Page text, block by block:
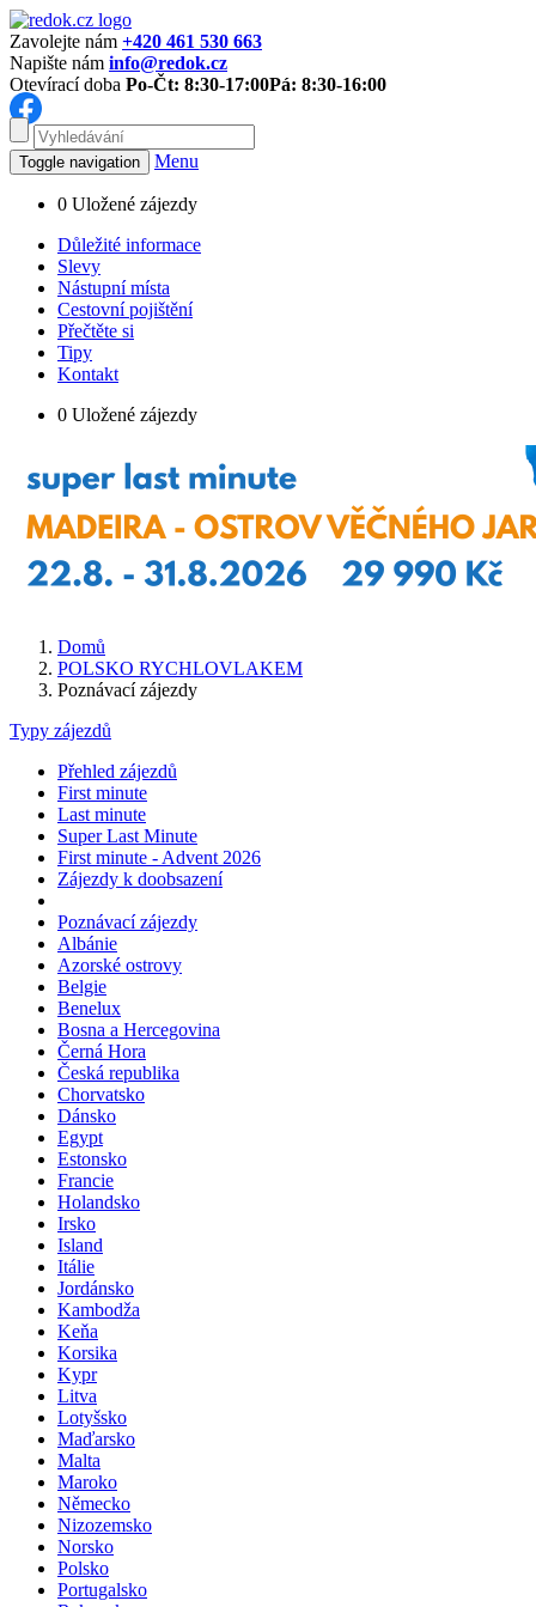
Zavolejte nám +420 461 530 663
Napište nám info@redok.cz
Otevírací doba Po-Čt: 8:30-17:00Pá: 8:30-16:00
Toggle navigation Menu
0 Uložené zájezdy
Důležité informace
Slevy
Nástupní místa
Cestovní pojištění
Přečtěte si
Tipy
Kontakt
0 Uložené zájezdy
Domů
POLSKO RYCHLOVLAKEM
Poznávací zájezdy
Typy zájezdů
Přehled zájezdů
First minute
Last minute
Super Last Minute
First minute - Advent 2026
Zájezdy k doobsazení
Poznávací zájezdy
Albánie
Azorské ostrovy
Belgie
Benelux
Bosna a Hercegovina
Černá Hora
Česká republika
Chorvatsko
Dánsko
Egypt
Estonsko
Francie
Holandsko
Irsko
Island
Itálie
Jordánsko
Kambodža
Keňa
Korsika
Kypr
Litva
Lotyšsko
Maďarsko
Malta
Maroko
Německo
Nizozemsko
Norsko
Polsko
Portugalsko